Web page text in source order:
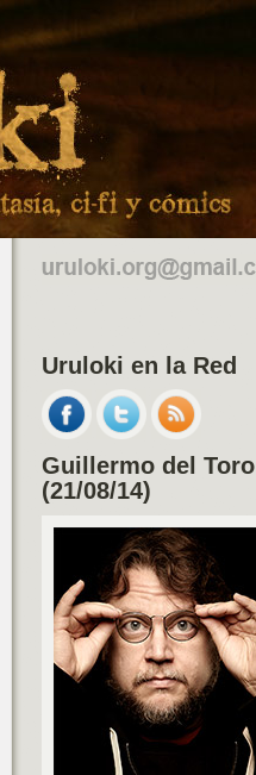
Uruloki en la Red
Guillermo del Toro
(21/08/14)